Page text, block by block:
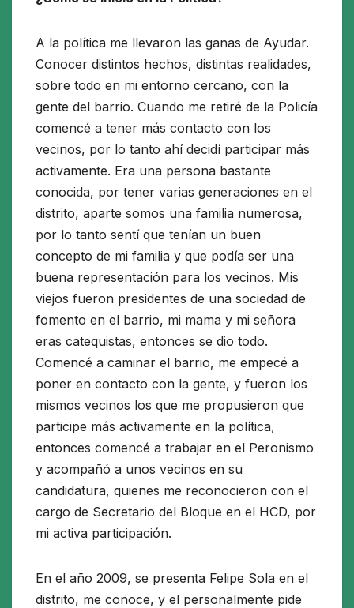
A la política me llevaron las ganas de Ayudar.
Conocer distintos hechos, distintas realidades,
sobre todo en mi entorno cercano, con la
gente del barrio. Cuando me retiré de la Policía
comencé a tener más contacto con los
vecinos, por lo tanto ahí decidí participar más
activamente. Era una persona bastante
conocida, por tener varias generaciones en el
distrito, aparte somos una familia numerosa,
por lo tanto sentí que tenían un buen
concepto de mi familia y que podía ser una
buena representación para los vecinos. Mis
viejos fueron presidentes de una sociedad de
fomento en el barrio, mi mama y mi señora
eras catequistas, entonces se dio todo.
Comencé a caminar el barrio, me empecé a
poner en contacto con la gente, y fueron los
mismos vecinos los que me propusieron que
participe más activamente en la política,
entonces comencé a trabajar en el Peronismo
y acompañó a unos vecinos en su
candidatura, quienes me reconocieron con el
cargo de Secretario del Bloque en el HCD, por
mi activa participación.
En el año 2009, se presenta Felipe Sola en el
distrito, me conoce, y el personalmente pide